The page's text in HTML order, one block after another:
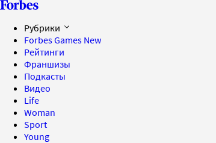
Рубрики
Forbes Games New
Рейтинги
Франшизы
Подкасты
Видео
Life
Woman
Sport
Young